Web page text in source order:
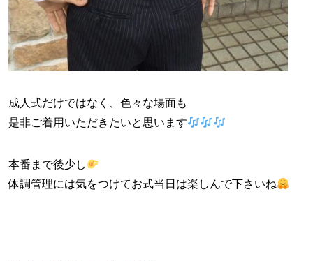
成人式だけではなく、色々な場面も
是非ご着用いただきたいと思います
本番まで後少し
体調管理には気をつけてお式当日は楽しんで下さいね